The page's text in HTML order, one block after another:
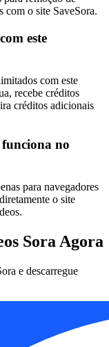
com o site SaveSora.
este
com este
recebe créditos
créditos adicionais
funciona no
para navegadores
o site
Sora Agora
e descarregue